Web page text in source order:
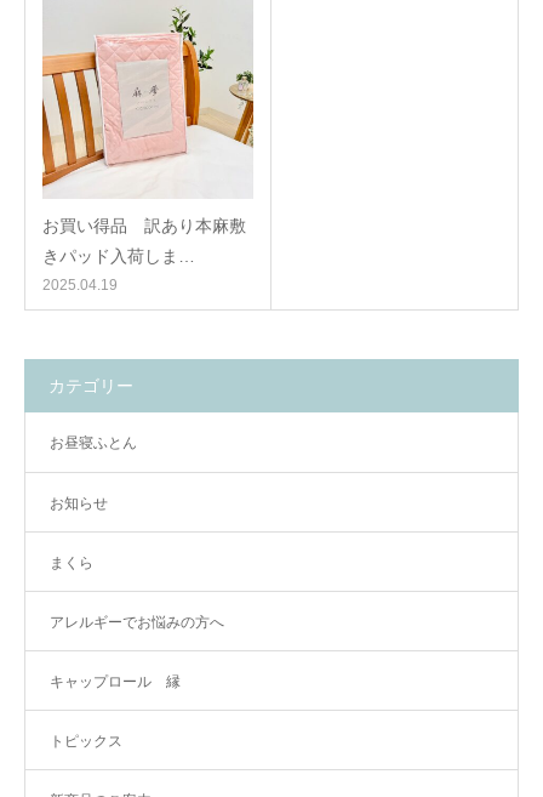
お買い得品 訳あり本麻敷
きパッド入荷しま…
2025.04.19
カテゴリー
お昼寝ふとん
お知らせ
まくら
アレルギーでお悩みの方へ
キャップロール 縁
トピックス